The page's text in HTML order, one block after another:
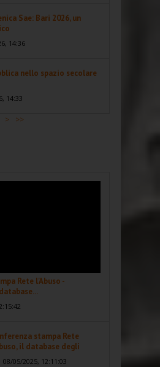
Sae: Bari 2026, un
14:36
nello spazio secolare
14:33
> >>
Rete l'Abuso -
stampa Rete
il database degli
08/05/2025, 12:11:03